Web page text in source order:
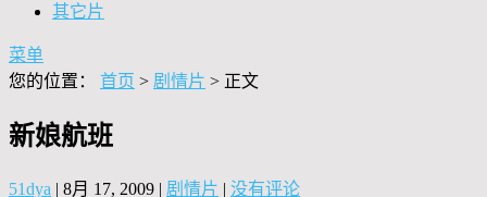
其它片
菜单
您的位置： 首页 > 剧情片 > 正文
新娘航班
51dya | 8月 17, 2009 | 剧情片 | 没有评论